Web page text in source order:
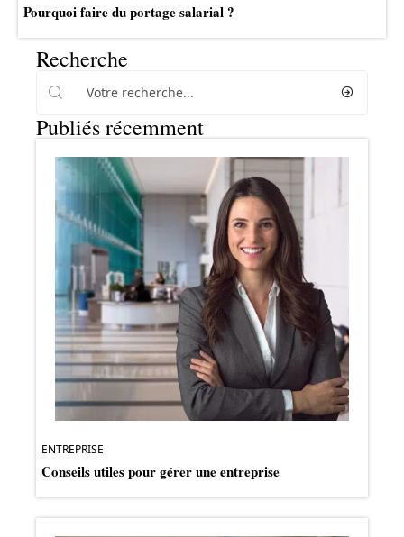
Pourquoi faire du portage salarial ?
Recherche
Publiés récemment
ENTREPRISE
Conseils utiles pour gérer une entreprise